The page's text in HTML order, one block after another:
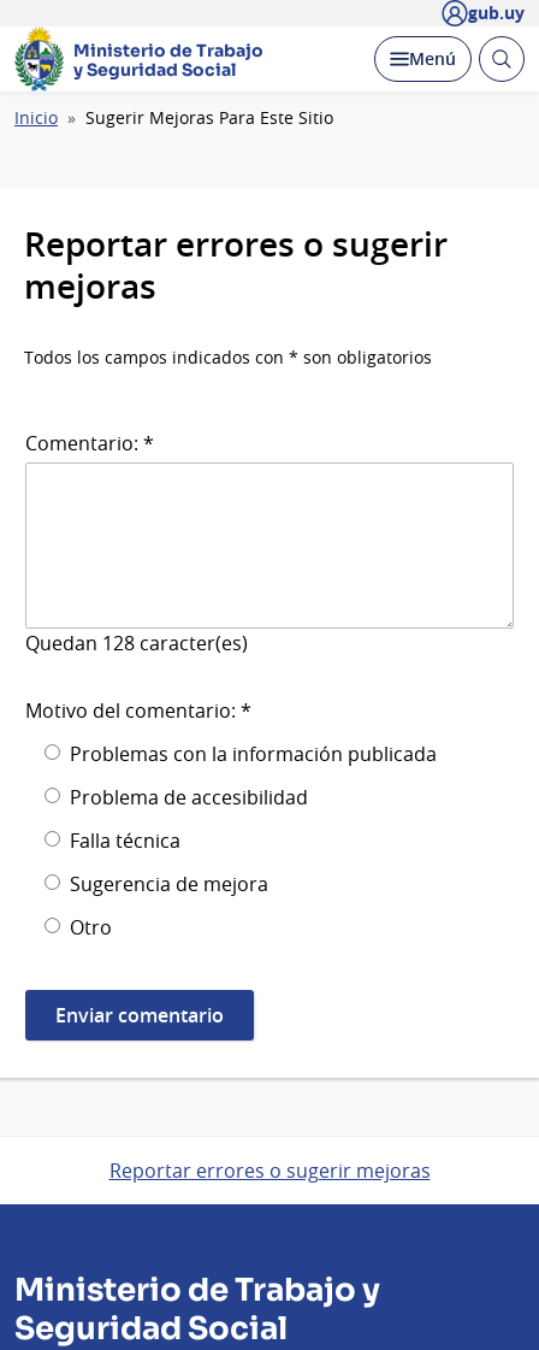
gub.uy
Ministerio de Trabajo
y Seguridad Social
Desplegar
Menú Abrir
Ruta
Inicio Sugerir Mejoras Para Este Sitio
Reportar errores o sugerir
mejoras
Todos los campos indicados con * son obligatorios
Comentario: *
Quedan 128 caracter(es)
Motivo del comentario: *
Problemas con la información publicada
Problema de accesibilidad
Falla técnica
Sugerencia de mejora
Otro
Reportar errores o sugerir mejoras
Ministerio de Trabajo y
Seguridad Social